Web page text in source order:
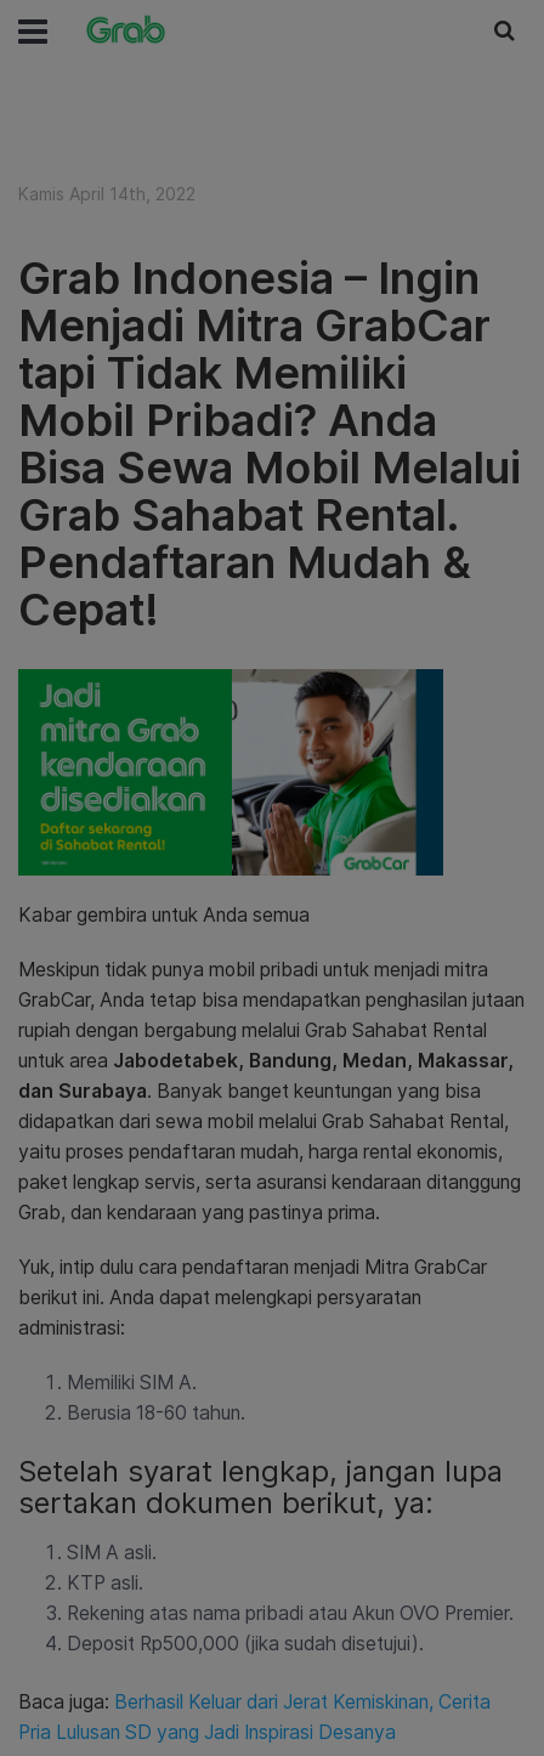
Kamis April 14th, 2022
Grab Indonesia – Ingin
Menjadi Mitra GrabCar
tapi Tidak Memiliki
Mobil Pribadi? Anda
Bisa Sewa Mobil Melalui
Grab Sahabat Rental.
Pendaftaran Mudah &
Cepat!
Kabar gembira untuk Anda semua
Meskipun tidak punya mobil pribadi untuk menjadi mitra
GrabCar, Anda tetap bisa mendapatkan penghasilan jutaan
rupiah dengan bergabung melalui Grab Sahabat Rental
untuk area Jabodetabek, Bandung, Medan, Makassar,
dan Surabaya. Banyak banget keuntungan yang bisa
didapatkan dari sewa mobil melalui Grab Sahabat Rental,
yaitu proses pendaftaran mudah, harga rental ekonomis,
paket lengkap servis, serta asuransi kendaraan ditanggung
Grab, dan kendaraan yang pastinya prima.
Yuk, intip dulu cara pendaftaran menjadi Mitra GrabCar
berikut ini. Anda dapat melengkapi persyaratan
administrasi:
Memiliki SIM A.
Berusia 18-60 tahun.
Setelah syarat lengkap, jangan lupa
sertakan dokumen berikut, ya:
SIM A asli.
KTP asli.
Rekening atas nama pribadi atau Akun OVO Premier.
Deposit Rp500,000 (jika sudah disetujui).
Baca juga: Berhasil Keluar dari Jerat Kemiskinan, Cerita
Pria Lulusan SD yang Jadi Inspirasi Desanya